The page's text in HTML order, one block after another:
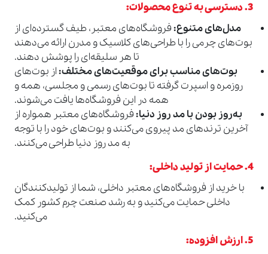
3. دسترسی به تنوع محصولات:
مدل‌های متنوع:فروشگاه‌های معتبر، طیف گسترده‌ای از
بوت‌های چرمی را با طراحی‌های کلاسیک و مدرن ارائه می‌دهند
تا هر سلیقه‌ای را پوشش دهند.
بوت‌های مناسب برای موقعیت‌های مختلف:از بوت‌های
روزمره و اسپرت گرفته تا بوت‌های رسمی و مجلسی، همه و
همه در این فروشگاه‌ها یافت می‌شوند.
به‌روز بودن با مد روز دنیا:فروشگاه‌های معتبر همواره از
آخرین ترندهای مد پیروی می‌کنند و بوت‌های خود را با توجه
به مد روز دنیا طراحی می‌کنند.
4. حمایت از تولید داخلی:
با خرید از فروشگاه‌های معتبر داخلی، شما از تولیدکنندگان
داخلی حمایت می‌کنید و به رشد صنعت چرم کشور کمک
می‌کنید.
5. ارزش افزوده: